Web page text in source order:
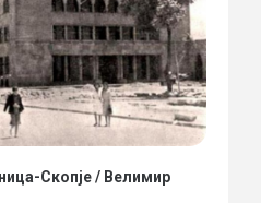
Скопје / Велимир